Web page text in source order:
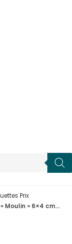
Prix
Moulin » 6×4 cm…